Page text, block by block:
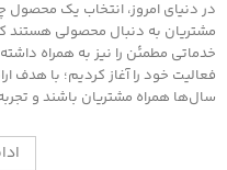
در دنیای امروز، انتخاب یک
مشتریان به دنبال محصولی هستند
خدماتی مطمئن را نیز به همراه
فعالیت خود را آغاز کردیم؛ با هدف
سال‌ها همراه مشتریان باشند و